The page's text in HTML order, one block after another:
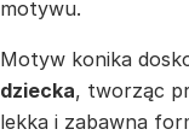
motywu.
Motyw konika
dziecka, tworząc
lekka i zabawna